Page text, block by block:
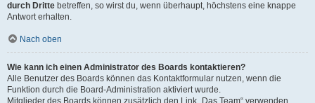
durch Dritte betreffen, so wirst du, wenn überhaupt, höchstens eine knappe
Antwort erhalten.
Nach oben
Wie kann ich einen Administrator des Boards kontaktieren?
Alle Benutzer des Boards können das Kontaktformular nutzen, wenn die
Funktion durch die Board-Administration aktiviert wurde.
Mitglieder des Boards können zusätzlich den Link „Das Team“ verwenden.